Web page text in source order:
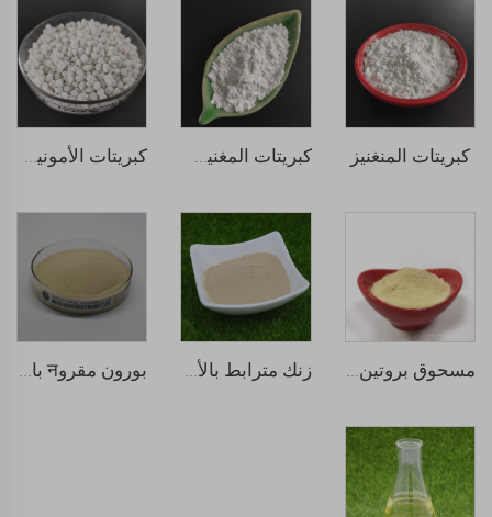
كبريتات المنغنيز كبريتات الأمونيوم
مسحوق بروتين السمك زنك مترابط بالأحماض الأمينية بورون مقروन بالأحماض الأمينية